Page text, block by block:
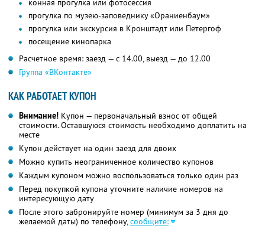
конная прогулка или фотосессия
прогулка по музею-заповеднику «Ораниенбаум»
прогулка или экскурсия в Кронштадт или Петергоф
посещение кинопарка
Расчетное время: заезд — с 14.00, выезд — до 12.00
Группа «ВКонтакте»
КАК РАБОТАЕТ КУПОН
Внимание! Купон — первоначальный взнос от общей
стоимости. Оставшуюся стоимость необходимо доплатить на
месте
Купон действует на один заезд для двоих
Можно купить неограниченное количество купонов
Каждым купоном можно воспользоваться только один раз
Перед покупкой купона уточните наличие номеров на
интересующую дату
После этого забронируйте номер (минимум за 3 дня до
желаемой даты) по телефону,сообщите: